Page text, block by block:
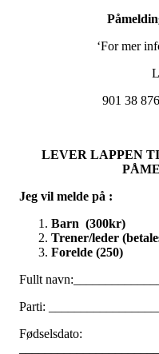
‘For mer
901 38
LEVER LAPPEN
Jeg vil melde på :
Barn (300kr)
Trener/leder
Forelde (250)
Fullt
Parti:
Fødselsdato: